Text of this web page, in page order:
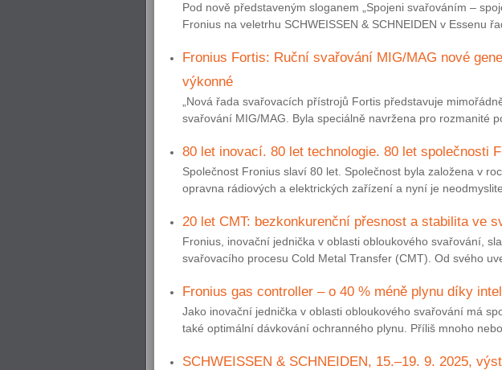
Pod nově představeným sloganem „Spojeni svařováním –
Fronius na veletrhu SCHWEISSEN & SCHNEIDEN v Essenu
Fronius Fortis: Ruční svařování MIG/MAG nové
výkonné
„Nová řada svařovacích přístrojů Fortis představuje
svařování MIG/MAG. Byla speciálně navržena pro rozmanité
80 let inovací. 80 let technologie. 80 let společnosti
Společnost Fronius slaví 80 let. Společnost byla založena v
opravna rádiových a elektrických zařízení a nyní je
20 let CMT: bezkonkurenční přesnost a stabilita ve
Fronius, inovační jednička v oblasti obloukového svařování,
svařovacího procesu Cold Metal Transfer (CMT). Od svého
Fronius gas controller – o 40 % méně plynu díky
Jako inovační jednička v oblasti obloukového svařování má
také optimální dávkování ochranného plynu. Příliš mnoho nebo
SCHWEISSEN & SCHNEIDEN, 15.–19. 9. 2025,